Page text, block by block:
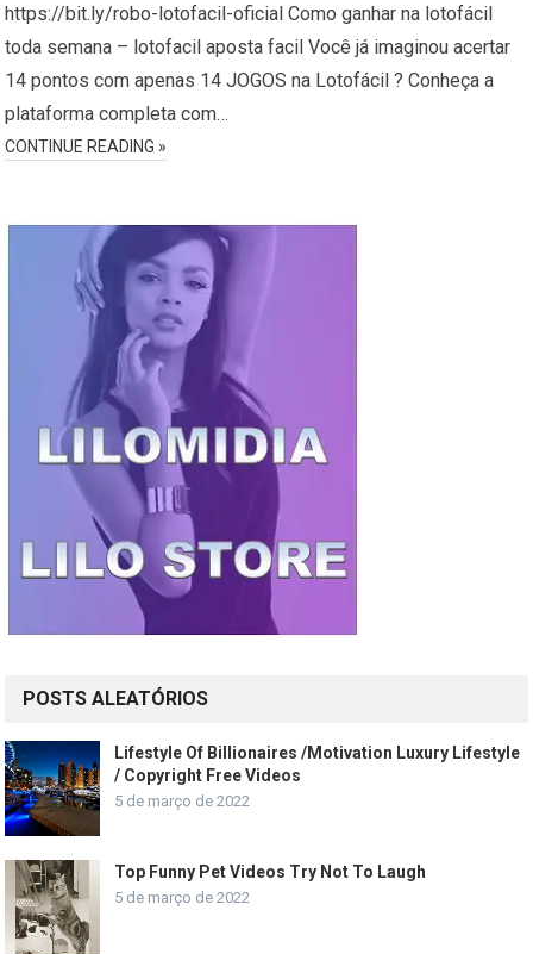
https://bit.ly/robo-lotofacil-oficial Como ganhar na lotofácil
toda semana – lotofacil aposta facil Você já imaginou acertar
14 pontos com apenas 14 JOGOS na Lotofácil ? Conheça a
plataforma completa com…
CONTINUE READING »
POSTS ALEATÓRIOS
Lifestyle Of Billionaires /Motivation Luxury Lifestyle
/ Copyright Free Videos
5 de março de 2022
Top Funny Pet Videos Try Not To Laugh
5 de março de 2022